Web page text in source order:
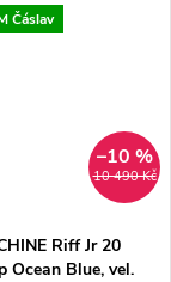
Čáslav
10 490 Kč
–10 %
Riff Jr 20
Ocean Blue, vel.